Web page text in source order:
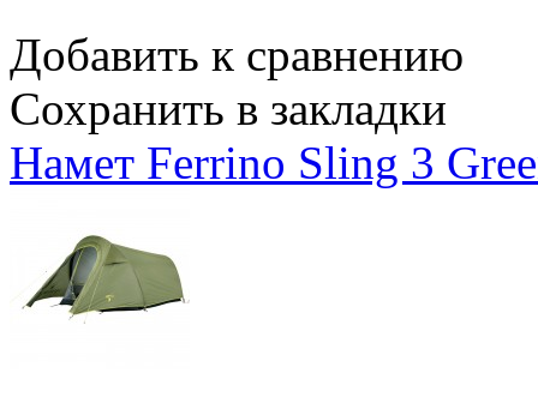
Добавить к сравнению
Сохранить в закладки
Намет Ferrino Sling 3